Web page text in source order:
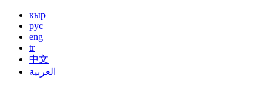
кыр
рус
eng
tr
中文
العربية